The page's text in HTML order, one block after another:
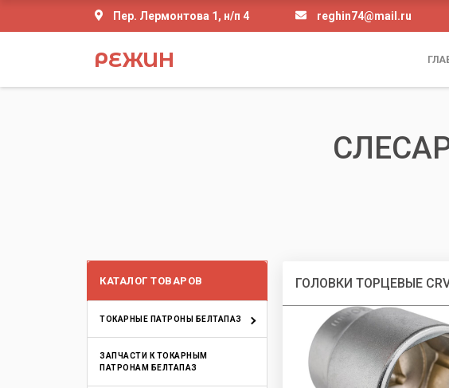
Пер. Лермонтова 1, н/п 4 reghin74@mail.ru
РЕЖИН
КАТАЛОГ ТОВАРОВ
ТОКАРНЫЕ ПАТРОНЫ БЕЛТАПАЗ
ЗАПЧАСТИ К ТОКАРНЫМ
ПАТРОНАМ БЕЛТАПАЗ
ГОЛОВКИ ТОРЦЕВЫЕ